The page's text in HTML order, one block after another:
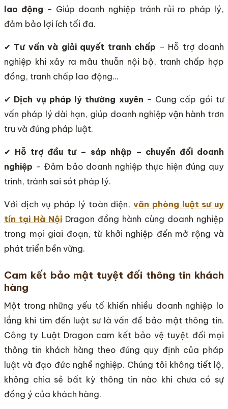
lao động – Giúp doanh nghiệp tránh rủi ro pháp lý,
đảm bảo lợi ích tối đa.
✔ Tư vấn và giải quyết tranh chấp – Hỗ trợ doanh
nghiệp khi xảy ra mâu thuẫn nội bộ, tranh chấp hợp
đồng, tranh chấp lao động…
✔ Dịch vụ pháp lý thường xuyên – Cung cấp gói tư
vấn pháp lý dài hạn, giúp doanh nghiệp vận hành trơn
tru và đúng pháp luật.
✔ Hỗ trợ đầu tư – sáp nhập – chuyển đổi doanh
nghiệp – Đảm bảo doanh nghiệp thực hiện đúng quy
trình, tránh sai sót pháp lý.
Với dịch vụ pháp lý toàn diện,văn phòng luật sư uy
tín tại Hà Nội Dragon đồng hành cùng doanh nghiệp
trong mọi giai đoạn, từ khởi nghiệp đến mở rộng và
phát triển bền vững.
Cam kết bảo mật tuyệt đối thông tin khách
hàng
Một trong những yếu tố khiến nhiều doanh nghiệp lo
lắng khi tìm đến luật sư là vấn đề bảo mật thông tin.
Công ty Luật Dragon cam kết bảo vệ tuyệt đối mọi
thông tin khách hàng theo đúng quy định của pháp
luật và đạo đức nghề nghiệp. Chúng tôi không tiết lộ,
không chia sẻ bất kỳ thông tin nào khi chưa có sự
đồng ý của khách hàng.